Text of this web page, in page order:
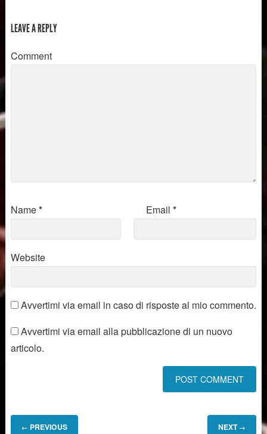
LEAVE A REPLY
Comment
Name* Email *
Website
Avvertimi via email in caso di risposte al mio commento.
Avvertimi via email alla pubblicazione di un nuovo
articolo.
← PREVIOUS NEXT →